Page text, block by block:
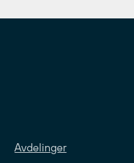
Avdelinger